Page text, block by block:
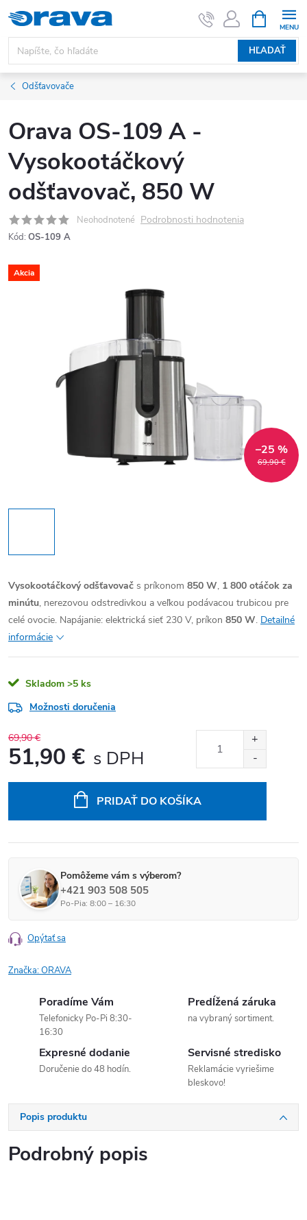
Prejsť na obsah
HĽADAŤ
Odšťavovače
Orava OS-109 A -
Vysokootáčkový
odšťavovač, 850 W
Neohodnotené Podrobnosti hodnotenia
Kód: OS-109 A
Akcia
69,90 €
–25 %
Vysokootáčkový odšťavovač s príkonom 850 W, 1 800 otáčok za
minútu, nerezovou odstredivkou a veľkou podávacou trubicou pre
celé ovocie. Napájanie: elektrická sieť 230 V, príkon 850 W. Detailné
informácie
Skladom >5 ks
Možnosti doručenia
69,90 €
51,90 €
PRIDAŤ DO KOŠÍKA
Pomôžeme vám s výberom?
+421 903 508 505
Po-Pia: 8:00 – 16:30
Opýtať sa
Značka:ORAVA
Poradíme Vám
Telefonicky Po-Pi 8:30-
16:30
Predĺžená záruka
na vybraný sortiment.
Expresné dodanie
Doručenie do 48 hodín.
Servisné stredisko
Reklamácie vyriešime
bleskovo!
Popis produktu
Podrobný popis